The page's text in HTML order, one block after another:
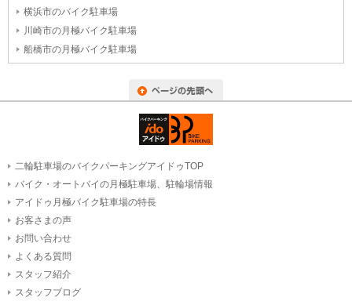
横浜市のバイク駐車場
川崎市の月極バイク駐車場
船橋市の月極バイク駐車場
二輪駐車場のバイクパーキングアイドゥTOP
バイク・オートバイの月極駐車場、駐輪場情報
アイドゥ月極バイク駐車場の特長
お客さまの声
お問い合わせ
よくある質問
スタッフ紹介
スタッフブログ